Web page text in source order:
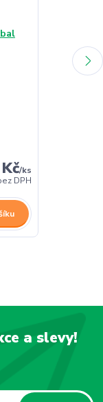
/ks
DPH
a slevy!